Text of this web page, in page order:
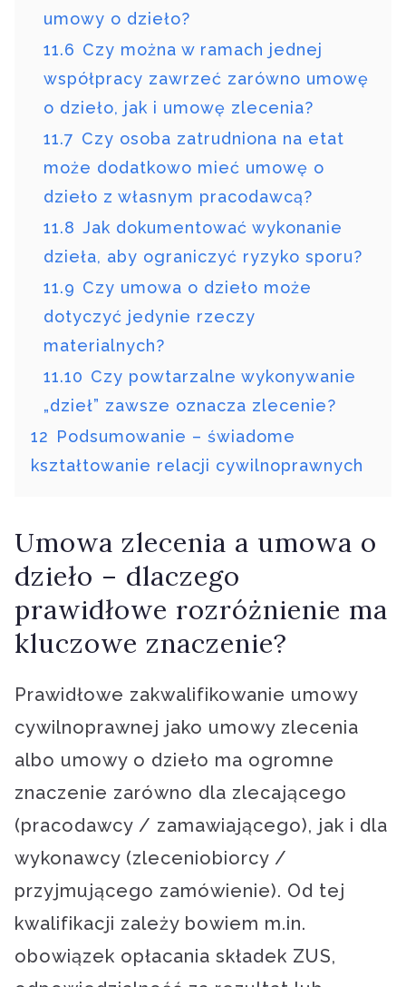
umowy o dzieło?
11.6 Czy można w ramach jednej
współpracy zawrzeć zarówno umowę
o dzieło, jak i umowę zlecenia?
11.7 Czy osoba zatrudniona na etat
może dodatkowo mieć umowę o
dzieło z własnym pracodawcą?
11.8 Jak dokumentować wykonanie
dzieła, aby ograniczyć ryzyko sporu?
11.9 Czy umowa o dzieło może
dotyczyć jedynie rzeczy
materialnych?
11.10 Czy powtarzalne wykonywanie
„dzieł” zawsze oznacza zlecenie?
12 Podsumowanie – świadome
kształtowanie relacji cywilnoprawnych
Umowa zlecenia a umowa o
dzieło – dlaczego
prawidłowe rozróżnienie ma
kluczowe znaczenie?
Prawidłowe zakwalifikowanie umowy
cywilnoprawnej jako umowy zlecenia
albo umowy o dzieło ma ogromne
znaczenie zarówno dla zlecającego
(pracodawcy / zamawiającego), jak i dla
wykonawcy (zleceniobiorcy /
przyjmującego zamówienie). Od tej
kwalifikacji zależy bowiem m.in.
obowiązek opłacania składek ZUS,